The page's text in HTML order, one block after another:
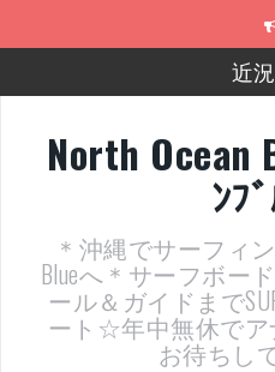
近
2025年
近況
ヤッチマッ
支部長就任報告と支
North Ocean
ﾝﾌ
＊沖縄でサーフィ
Blueへ＊サーフボー
ール＆ガイドまで
ート☆年中無休でア
お待ちし